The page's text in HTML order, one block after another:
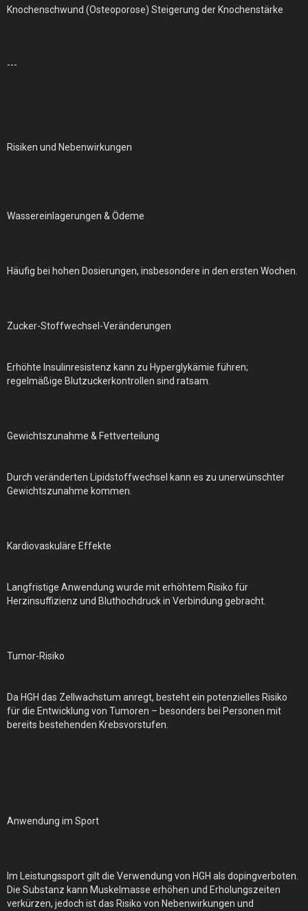
Knochenschwund (Osteoporose) Steigerung der Knochenstärke
---
Risiken und Nebenwirkungen
Wassereinlagerungen & Ödeme
Häufig bei hohen Dosierungen, insbesondere in den ersten Wochen.
Zucker-Stoffwechsel-Veränderungen
Erhöhte Insulinresistenz kann zu Hyperglykämie führen;
regelmäßige Blutzuckerkontrollen sind ratsam.
Gewichtszunahme & Fettverteilung
Durch veränderten Lipidstoffwechsel kann es zu unerwünschter
Gewichtszunahme kommen.
Kardiovaskuläre Effekte
Langfristige Anwendung wurde mit erhöhtem Risiko für
Herzinsuffizienz und Bluthochdruck in Verbindung gebracht.
Tumor-Risiko
Da HGH das Zellwachstum anregt, besteht ein potenzielles Risiko
für die Entwicklung von Tumoren – besonders bei Personen mit
bereits bestehenden Krebsvorstufen.
Anwendung im Sport
Im Leistungssport gilt die Verwendung von HGH als dopingverboten.
Die Substanz kann Muskelmasse erhöhen und Erholungszeiten
verkürzen, jedoch ist das Risiko von Nebenwirkungen und